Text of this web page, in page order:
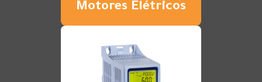
Motores Elétricos